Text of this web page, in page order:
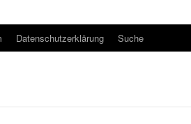
Datenschutzerklärung Suche